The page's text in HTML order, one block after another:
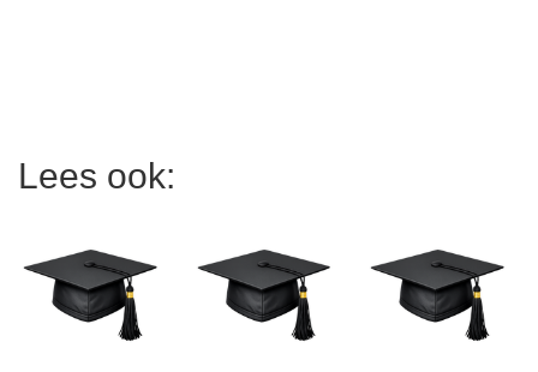
Lees ook: